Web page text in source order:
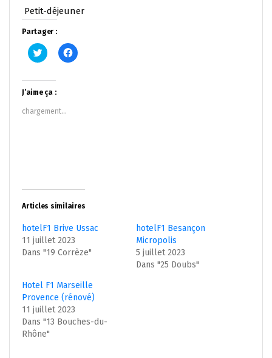
Petit-déjeuner
Partager :
Cliquez
pour
Twitter(ouvre
dans
une
nouvelle
fenêtre)
Cliquez
pour
J’aime ça :
chargement…
Articles similaires
hotelF1 Brive Ussac
11 juillet 2023
Dans "19 Corrèze"
hotelF1 Besançon
Micropolis
5 juillet 2023
Dans "25 Doubs"
Hotel F1 Marseille
Provence (rénové)
11 juillet 2023
Dans "13 Bouches-du-
Rhône"